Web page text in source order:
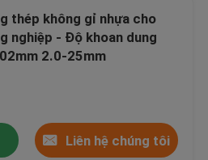
thép không gỉ nhựa cho
nghiệp - Độ khoan dung
2.0-25mm
Liên hệ chúng tôi